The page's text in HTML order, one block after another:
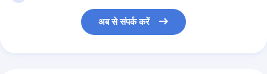
अब से संपर्क करें